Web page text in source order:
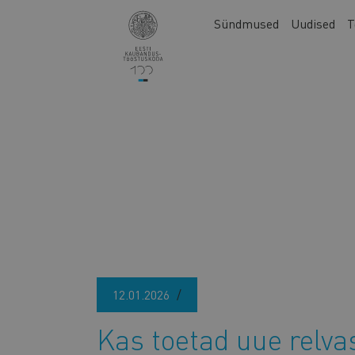
Main
Sündmused Uudised
12.01.2026
Kas toetad uue